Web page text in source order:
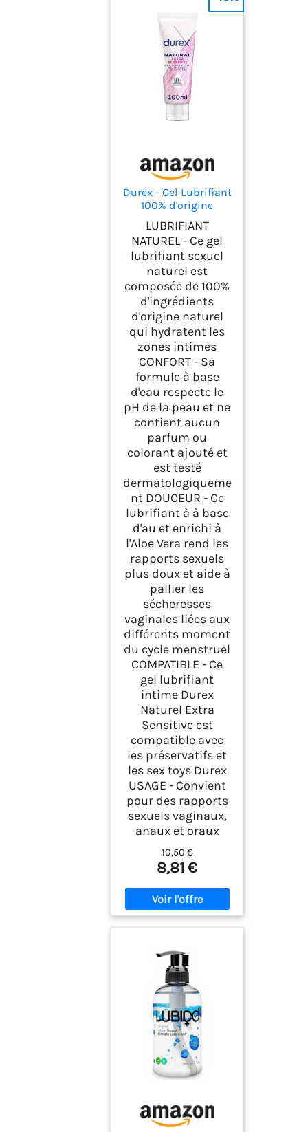
Durex - Gel Lubrifiant
100% d'origine
Naturel – Extra
Sensitive à l'Aloe Vera
- 100ml
LUBRIFIANT
NATUREL - Ce gel
lubrifiant sexuel
naturel est
composée de 100%
d'ingrédients
d'origine naturel
qui hydratent les
zones intimes
CONFORT - Sa
formule à base
d'eau respecte le
pH de la peau et ne
contient aucun
parfum ou
colorant ajouté et
est testé
dermatologiqueme
nt DOUCEUR - Ce
lubrifiant à à base
d'au et enrichi à
l'Aloe Vera rend les
rapports sexuels
plus doux et aide à
pallier les
sécheresses
vaginales liées aux
différents moment
du cycle menstruel
COMPATIBLE - Ce
gel lubrifiant
intime Durex
Naturel Extra
Sensitive est
compatible avec
les préservatifs et
les sex toys Durex
USAGE - Convient
pour des rapports
sexuels vaginaux,
anaux et oraux
10,50 €
8,81 €